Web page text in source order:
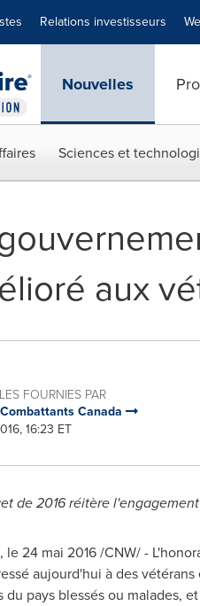
Relations investisseurs
Nouvelles
Sciences et
aux
FOURNIES PAR
Canada
16:23 ET
de 2016 réitère
le 24 mai 2016 /CNW/ -
aujourd'hui à des
du pays blessés ou malades,